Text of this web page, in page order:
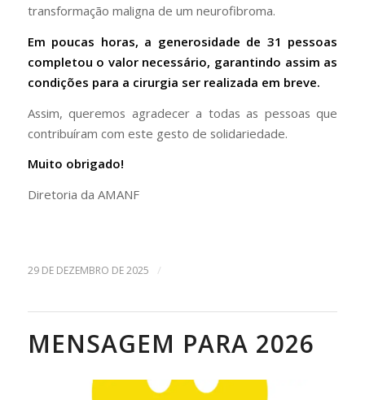
transformação maligna de um neurofibroma.
Em poucas horas, a generosidade de 31 pessoas
completou o valor necessário, garantindo assim as
condições para a cirurgia ser realizada em breve.
Assim, queremos agradecer a todas as pessoas que
contribuíram com este gesto de solidariedade.
Muito obrigado!
Diretoria da AMANF
29 DE DEZEMBRO DE 2025 /
MENSAGEM PARA 2026